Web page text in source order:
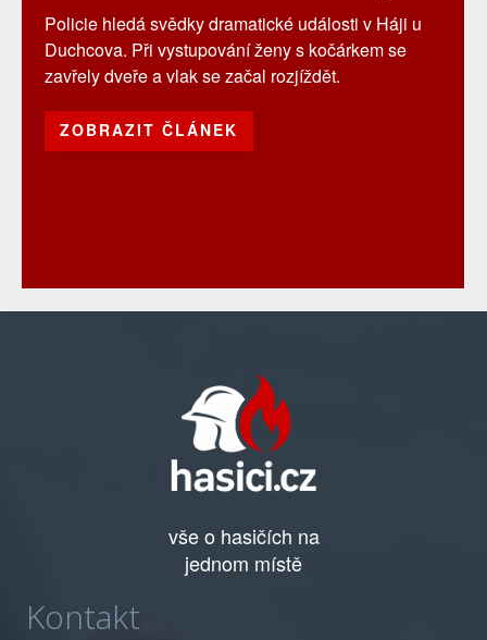
Policie hledá svědky dramatické události v Háji u
Duchcova. Při vystupování ženy s kočárkem se
zavřely dveře a vlak se začal rozjíždět.
ZOBRAZIT ČLÁNEK
vše o hasičích na
jednom místě
Kontakt